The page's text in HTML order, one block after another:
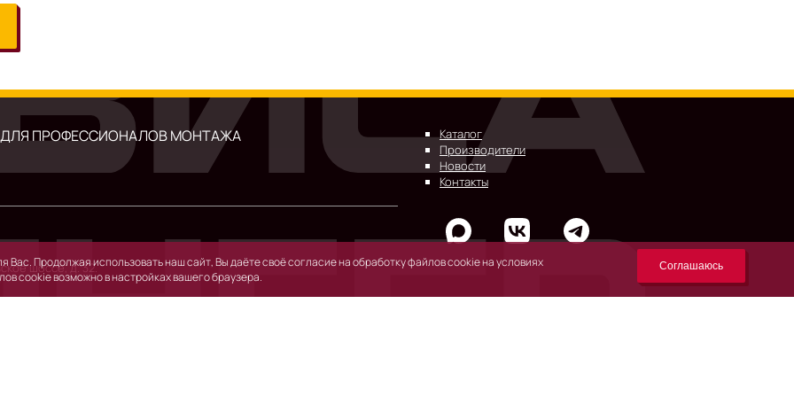
ПРОФЕССИОНАЛОВ МОНТАЖА
шоссе, д. 32.
Каталог
Производители
Новости
Контакты
Продолжая использовать наш сайт, Вы даёте своё согласие на обработку файлов cookie на условиях
cookie возможно в настройках вашего браузера.
Соглашаюсь